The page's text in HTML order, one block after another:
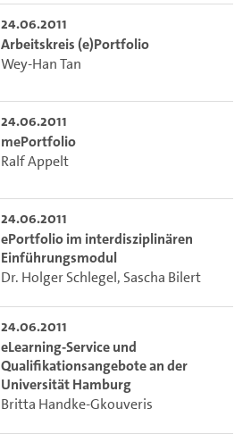
24.06.2011
Arbeitskreis (e)Portfolio
Wey-Han Tan
24.06.2011
mePortfolio
Ralf Appelt
24.06.2011
ePortfolio im interdisziplinären
Einführungsmodul
Dr. Holger Schlegel, Sascha Bilert
24.06.2011
eLearning-Service und
Qualifikationsangebote an der
Universität Hamburg
Britta Handke-Gkouveris